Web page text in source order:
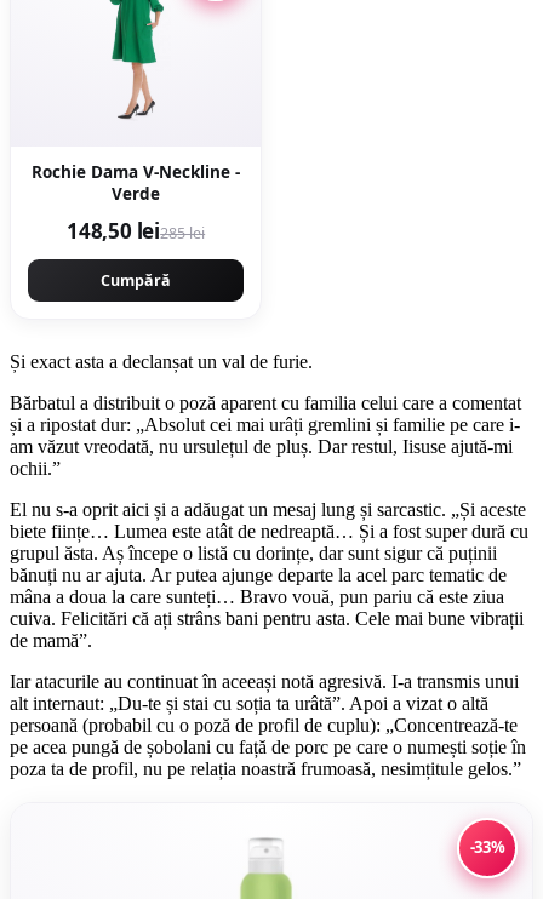
Rochie Dama V-Neckline -
Verde
148,50 lei285 lei
Cumpără
Și exact asta a declanșat un val de furie.
Bărbatul a distribuit o poză aparent cu familia celui care a comentat
și a ripostat dur: „Absolut cei mai urâți gremlini și familie pe care i-
am văzut vreodată, nu ursulețul de pluș. Dar restul, Iisuse ajută-mi
ochii.”
El nu s-a oprit aici și a adăugat un mesaj lung și sarcastic. „Și aceste
biete ființe… Lumea este atât de nedreaptă… Și a fost super dură cu
grupul ăsta. Aș începe o listă cu dorințe, dar sunt sigur că puținii
bănuți nu ar ajuta. Ar putea ajunge departe la acel parc tematic de
mâna a doua la care sunteți… Bravo vouă, pun pariu că este ziua
cuiva. Felicitări că ați strâns bani pentru asta. Cele mai bune vibrații
de mamă”.
Iar atacurile au continuat în aceeași notă agresivă. I-a transmis unui
alt internaut: „Du-te și stai cu soția ta urâtă”. Apoi a vizat o altă
persoană (probabil cu o poză de profil de cuplu): „Concentrează-te
pe acea pungă de șobolani cu față de porc pe care o numești soție în
poza ta de profil, nu pe relația noastră frumoasă, nesimțitule gelos.”
-33%